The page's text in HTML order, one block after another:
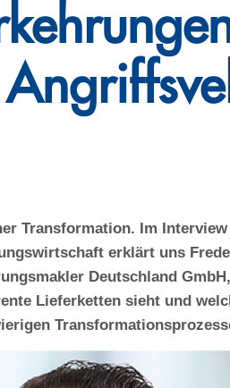
Transformation. Im
erklärt uns
Deutschland
Lieferketten sieht und